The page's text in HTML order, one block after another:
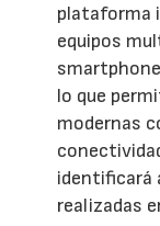
plataforma
equipos
lo que
modernas
identificará
realizadas